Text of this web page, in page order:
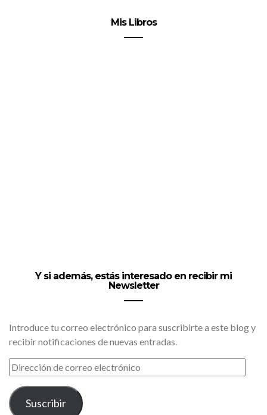
Mis Libros
Y si además, estás interesado en recibir mi
Newsletter
Introduce tu correo electrónico para suscribirte a este blog y
recibir notificaciones de nuevas entradas.
DIRECCIÓN
DE
CORREO
ELECTRÓNICO
Suscribir